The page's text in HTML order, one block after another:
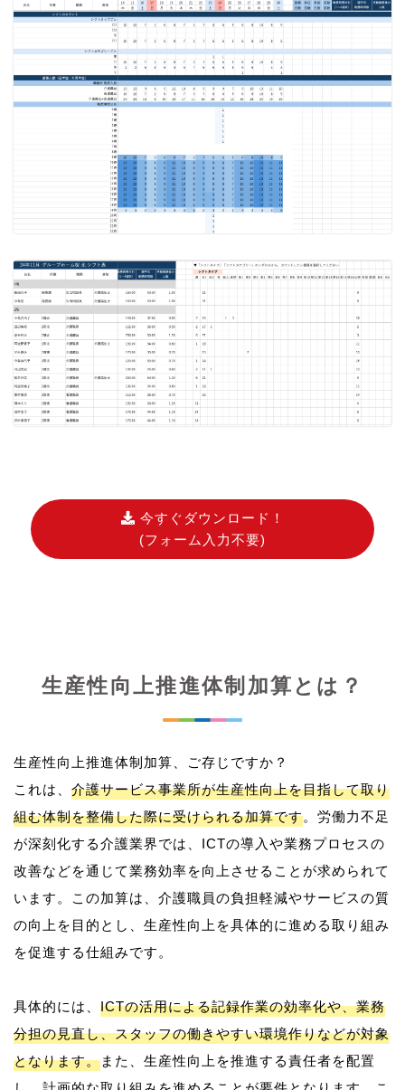
今すぐダウンロード！
(フォーム入力不要)
生産性向上推進体制加算とは？
生産性向上推進体制加算、ご存じですか？
これは、 介護サービス事業所が生産性向上を目指して取り
組む体制を整備した際に受けられる加算です。労働力不足
が深刻化する介護業界では、ICTの導入や業務プロセスの
改善などを通じて業務効率を向上させることが求められて
います。この加算は、介護職員の負担軽減やサービスの質
の向上を目的とし、生産性向上を具体的に進める取り組み
を促進する仕組みです。
具体的には、 ICTの活用による記録作業の効率化や、業務
分担の見直し、スタッフの働きやすい環境作りなどが対象
となります。また、生産性向上を推進する責任者を配置